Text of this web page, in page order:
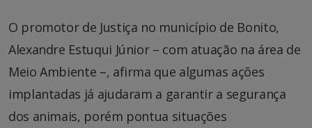
O promotor de Justiça no município de Bonito,
Alexandre Estuqui Júnior – com atuação na área de
Meio Ambiente –, afirma que algumas ações
implantadas já ajudaram a garantir a segurança
dos animais, porém pontua situações